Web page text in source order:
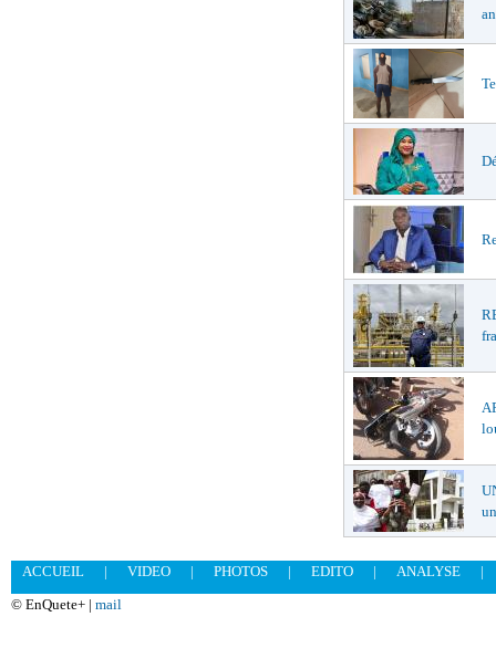
ACCUEIL | VIDEO | PHOTOS | EDITO | ANALYSE
|
© EnQuete+ | mail